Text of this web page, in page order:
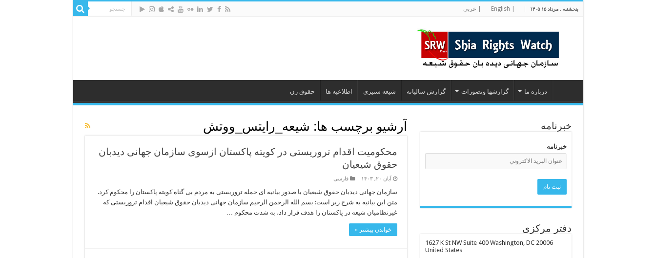
پنجشنبه , مرداد ۱۵ ۱۴۰۵ | عربی
درباره ما گزارشها وتصورات گزارش سالیانه شیعه ستیزى اطلاعیه ها حقوق زن
آرشیو برچسب ها: شیعه_رایتس_ووتش
محکومیت اقدام تروریستی در کویته پاکستان ازسوی سازمان جهانی دیدبان
حقوق شیعیان
آبان ۲۰, ۱۴۰۳ فارسی
سازمان جهانی دیدبان حقوق شیعیان با صدور بیانیه ای حمله تروریستی به مردم بی گناه کویته پاکستان را محکوم کرد.
متن این بیانیه به شرح زیر است: بسم الله الرحمن الرحیم سازمان جهانی دیدبان حقوق شیعیان اقدام تروریستی که
غیرنظامیان شیعه در پاکستان را هدف قرار داد، به شدت محکوم …
خواندن بیشتر »
خبرنامه
خبرنامه
دفتر مرکزی
1627 K St NW Suite 400 Washington, DC 20006
United States